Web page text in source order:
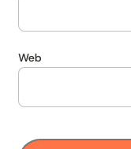
Web